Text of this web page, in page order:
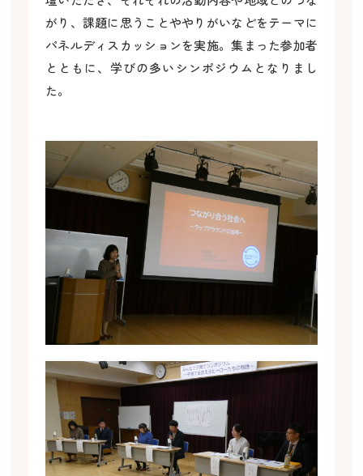
がり、課題に思うことややりがいなどをテーマに
パネルディスカッションを実施。集まった参加者
とともに、学びの多いシンポジウムとなりまし
た。